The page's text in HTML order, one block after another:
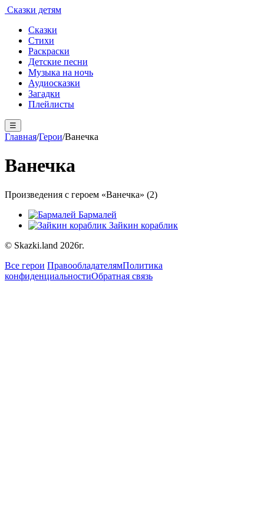
Сказки детям
Сказки
Стихи
Раскраски
Детские песни
Музыка на ночь
Аудиосказки
Загадки
Плейлисты
☰
Главная/Герои/Ванечка
Ванечка
Произведения с героем «Ванечка» (2)
Бармалей
Зайкин кораблик
© Skazki.land 2026г.
Все герои ПравообладателямПолитика
конфиденциальностиОбратная связь